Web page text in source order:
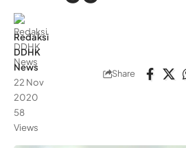
Redaksi
DDHK
News
22 Nov
2020
58
Views
Share